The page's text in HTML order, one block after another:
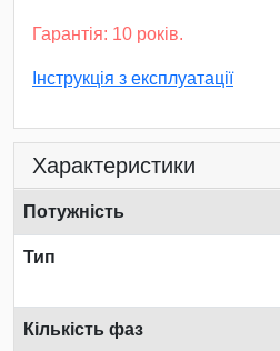
Гарантія: 10 років.
Інструкція з експлуатації
Характеристики
Потужність
Тип
Кількість фаз